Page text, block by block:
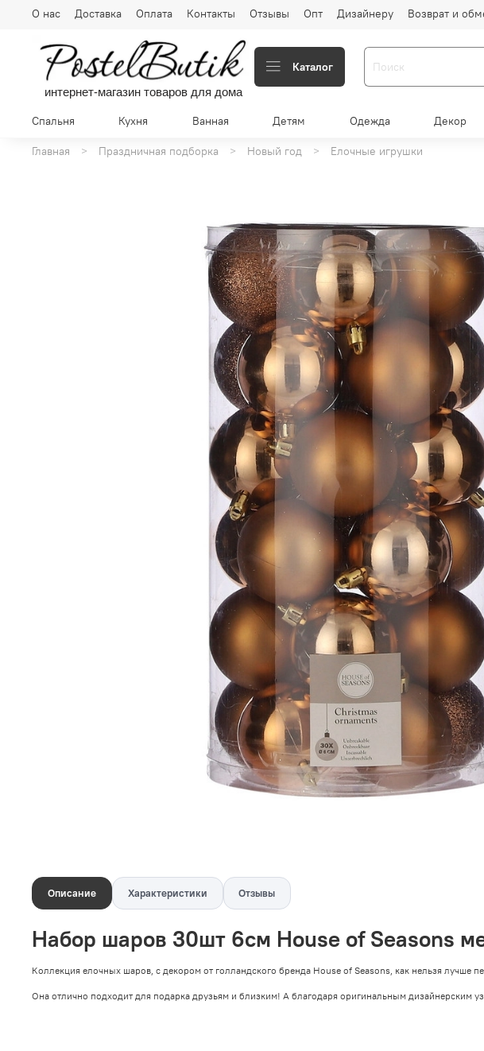
О нас Доставка Оплата Контакты Отзывы Опт Дизайнеру Возврат и
интернет-магазин товаров для дома
Каталог
Спальня Кухня Ванная Детям Одежда Декор
Главная Праздничная подборка Новый год Елочные игрушки
Описание Характеристики Отзывы
Набор шаров 30шт 6см House of Seasons
Коллекция елочных шаров, с декором от голландского бренда House of Seasons, как нельзя лучше
Она отлично подходит для подарка друзьям и близким! А благодаря оригинальным дизайнерским